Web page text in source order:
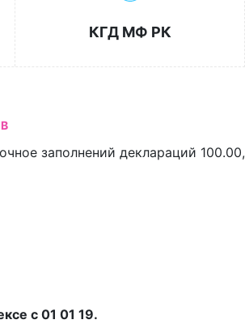
КГД МФ РК
заполнений деклараций 100.00,
с 01 01 19.